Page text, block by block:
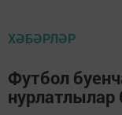
ХӘБӘРЛӘР
Футбол
нурлатлылар